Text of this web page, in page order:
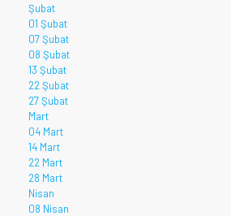
Şubat
01 Şubat
07 Şubat
08 Şubat
13 Şubat
22 Şubat
27 Şubat
Mart
04 Mart
14 Mart
22 Mart
28 Mart
Nisan
08 Nisan